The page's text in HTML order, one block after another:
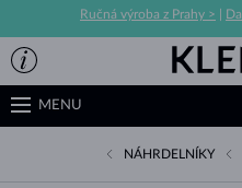
Ručná výroba z Prahy >
MENU
NÁHRDELNÍKY